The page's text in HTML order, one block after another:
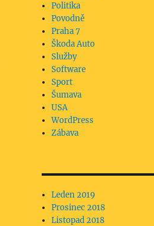
Politika
Povodně
Praha 7
Škoda Auto
Služby
Software
Sport
Šumava
USA
WordPress
Zábava
Leden 2019
Prosinec 2018
Listopad 2018